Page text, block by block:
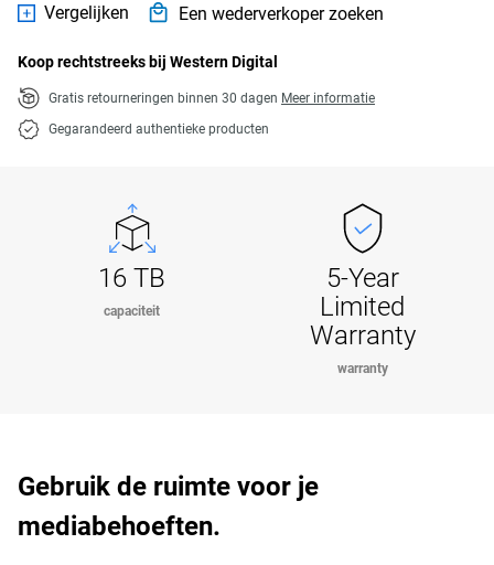
Vergelijken Een wederverkoper zoeken
Koop rechtstreeks bij Western Digital
Gratis retourneringen binnen 30 dagen Meer informatie
Gegarandeerd authentieke producten
16 TB
capaciteit
5-Year
Limited
Warranty
warranty
Gebruik de ruimte voor je
mediabehoeften.